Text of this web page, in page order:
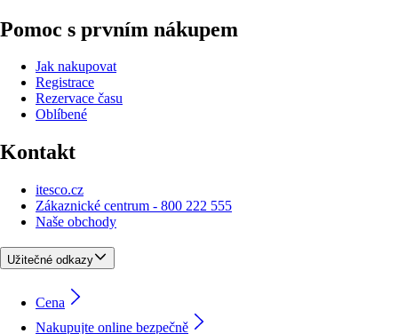
Pomoc s prvním nákupem
Jak nakupovat
Registrace
Rezervace času
Oblíbené
Kontakt
itesco.cz
Zákaznické centrum - 800 222 555
Naše obchody
Užitečné odkazy
Cena
Nakupujte online bezpečně